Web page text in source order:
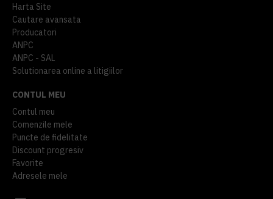
Harta Site
Cautare avansata
Producatori
ANPC
ANPC - SAL
Solutionarea online a litigiilor
CONTUL MEU
Contul meu
Comenzile mele
Puncte de fidelitate
Discount progresiv
Favorite
Adresele mele